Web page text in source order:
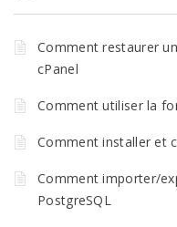
Comment restaurer
cPanel
Comment utiliser la
Comment installer et
Comment importer/
PostgreSQL